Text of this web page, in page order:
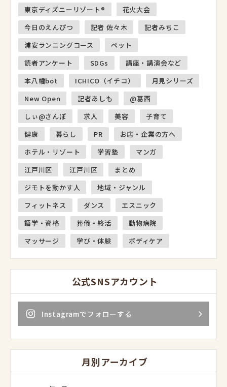
東京ディズニーリゾート®
花火大会
今日のえんぴつ
記者 佐々木
記者みちこ
浦安ランニングコース
ペット
読者アンケート
SDGs
講座・講演会など
本八幡bot
ICHICO（イチコ）
月見シリーズ
New Open
記者あしも
@葛西
しぃ@さんぽ
求人 美容
子育て
健康
暮らし PR
お店・企業の方へ
ホテル・リゾート
学習塾
マンガ
江戸川区
江戸川区
まとめ
ジモトを動かす人
地域・ジャンル
フィットネス
ダンス
エスニック
語学・資格
葬儀・終活
動物病院
マッサージ
学び・体験 ボディケア
公式SNSアカウント
Instagramでフォローする
月別アーカイブ